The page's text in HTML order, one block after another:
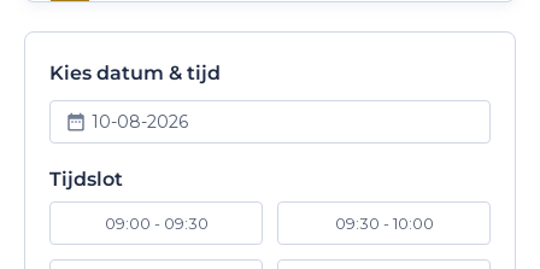
Kies datum & tijd
10-08-2026
Tijdslot
09:00 - 09:30 09:30 - 10:00